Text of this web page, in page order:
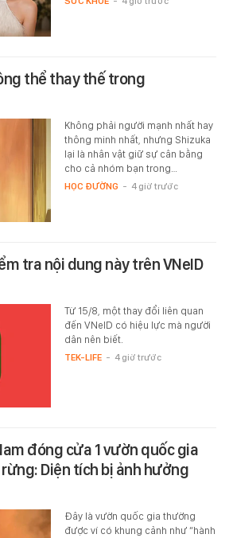
thể thay thế trong
Không phải người mạnh nhất hay
thông minh nhất, nhưng Shizuka
lại là nhân vật giữ sự cân bằng
cho cả nhóm bạn trong…
HỌC ĐƯỜNG - 4 giờ trước
tra nội dung này trên VNeID
Từ 15/8, một thay đổi liên quan
đến VNeID có hiệu lực mà người
dân nên biết.
TEK-LIFE - 4 giờ trước
đóng cửa 1 vườn quốc gia
Diện tích bị ảnh hưởng
Đây là vườn quốc gia thường
được ví có khung cảnh như “hành